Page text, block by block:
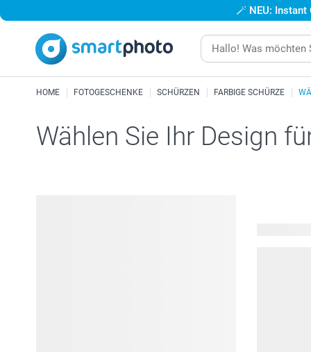
🪄 NEU:
HOME FOTOGESCHENKE SCHÜRZEN FARBIGE SCHÜRZE
Wählen Sie Ihr Design